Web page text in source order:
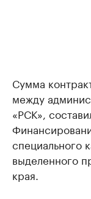
Сумма
между
«РСК»,
специального
выделенного
края.